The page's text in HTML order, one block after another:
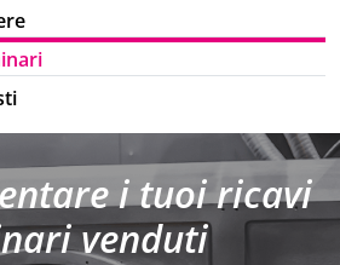
i tuoi ricavi
venduti